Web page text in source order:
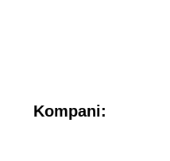
Kompani: